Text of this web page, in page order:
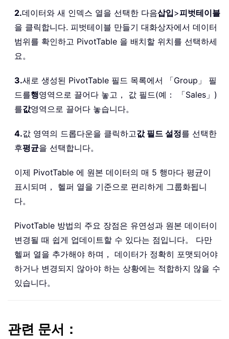
Next r
If cntVal > 0 Then
            OutputCell
. Offset(0,
End If
        outCol
= outCol +
Next startCol
    Application
.Calculation =
    Application
End Sub
2.데이터와 새 인덱스 열을 선택한 다음삽입>피벗테이블
을 클릭합니다. 피벗테이블 만들기 대화상자에서 데이터
범위를 확인하고 PivotTable 을 배치할 위치를 선택하세
요。
3.새로 생성된 PivotTable 필드 목록에서 「Group」 필
드를행영역으로 끌어다 놓고， 값 필드(예： 「Sales」)
를값영역으로 끌어다 놓습니다。
4.값 영역의 드롭다운을 클릭하고값 필드 설정를 선택한
후평균을 선택합니다。
이제 PivotTable 에 원본 데이터의 매 5 행마다 평균이
표시되며， 헬퍼 열을 기준으로 편리하게 그룹화됩니
다。
PivotTable 방법의 주요 장점은 유연성과 원본 데이터이
변경될 때 쉽게 업데이트할 수 있다는 점입니다。 다만
헬퍼 열을 추가해야 하며， 데이터가 정확히 포맷되어야
하거나 변경되지 않아야 하는 상황에는 적합하지 않을 수
있습니다。
관련 문서：